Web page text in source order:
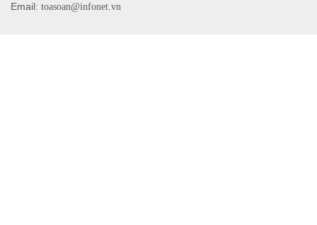
Email: toasoan@infonet.vn